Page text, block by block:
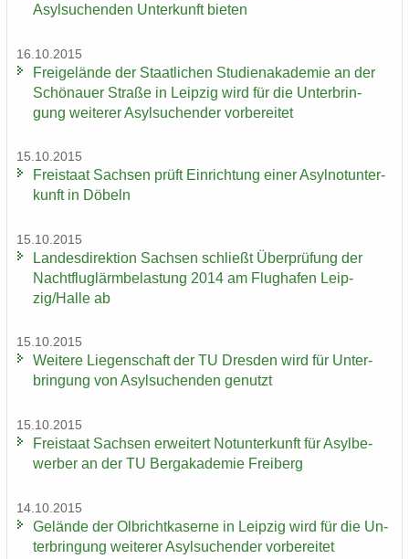
Asyl­su­chen­den Un­ter­kunft bie­ten
16.10.2015
Frei­ge­län­de der Staat­li­chen Stu­di­en­aka­de­mie an der
Schö­nau­er Stra­ße in Leip­zig wird für die Un­ter­brin­
gung wei­te­rer Asyl­su­chen­der vor­be­rei­tet
15.10.2015
Frei­staat Sach­sen prüft Ein­rich­tung einer Asyl­not­un­ter­
kunft in Dö­beln
15.10.2015
Lan­des­di­rek­ti­on Sach­sen schließt Über­prü­fung der
Nacht­flug­lärm­be­las­tung 2014 am Flug­ha­fen Leip­
zig/Halle ab
15.10.2015
Wei­te­re Lie­gen­schaft der TU Dres­den wird für Un­ter­
brin­gung von Asyl­su­chen­den ge­nutzt
15.10.2015
Frei­staat Sach­sen er­wei­tert Not­un­ter­kunft für Asyl­be­
wer­ber an der TU Berg­aka­de­mie Frei­berg
14.10.2015
Ge­län­de der Ol­bricht­ka­ser­ne in Leip­zig wird für die Un­
ter­brin­gung wei­te­rer Asyl­su­chen­der vor­be­rei­tet